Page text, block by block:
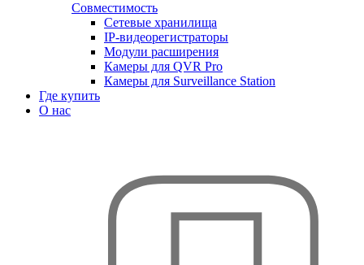
Совместимость
Сетевые хранилища
IP-видеорегистраторы
Модули расширения
Камеры для QVR Pro
Камеры для Surveillance Station
Где купить
О нас